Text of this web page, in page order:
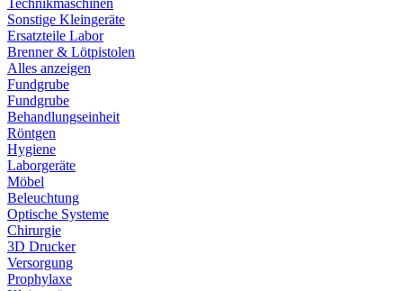
Technikmaschinen
Sonstige Kleingeräte
Ersatzteile Labor
Brenner & Lötpistolen
Alles anzeigen
Fundgrube
Fundgrube
Behandlungseinheit
Röntgen
Hygiene
Laborgeräte
Möbel
Beleuchtung
Optische Systeme
Chirurgie
3D Drucker
Versorgung
Prophylaxe